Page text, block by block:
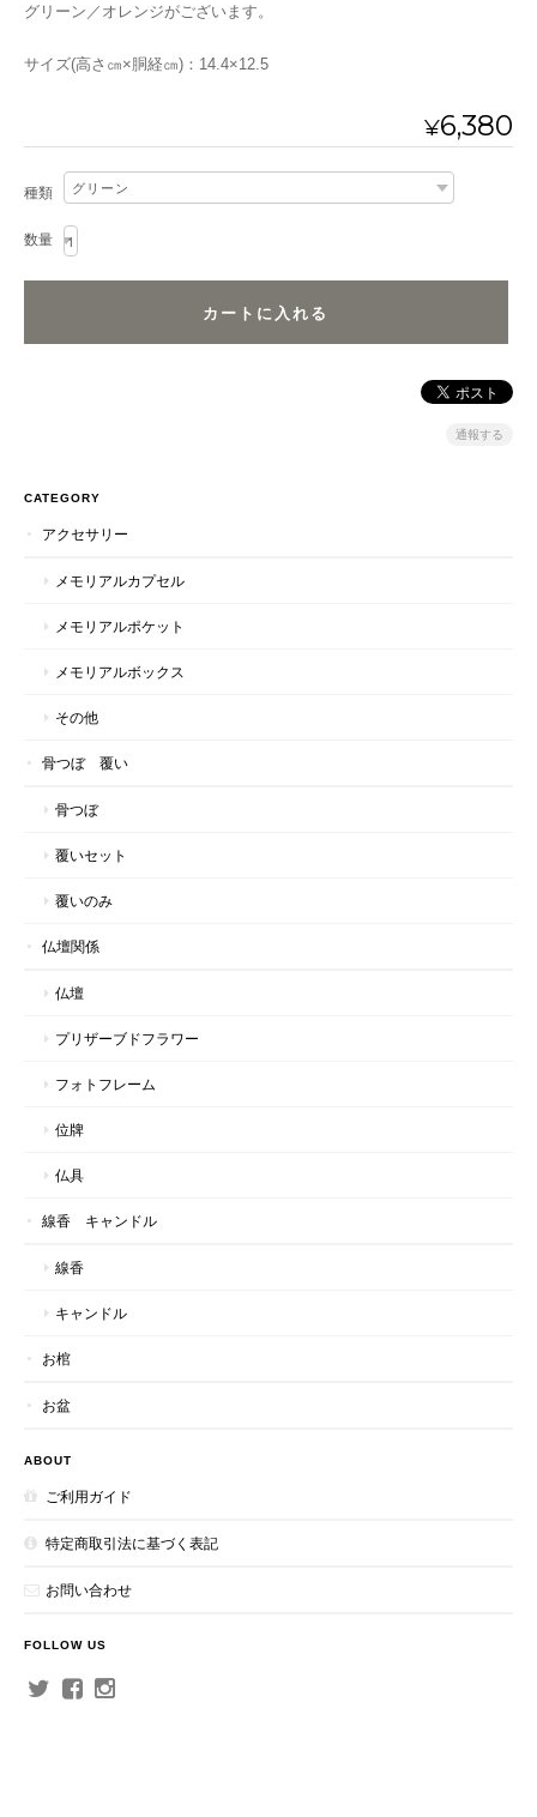
グリーン／オレンジがございます。
サイズ(高さ㎝×胴経㎝)：14.4×12.5
¥6,380
種類
数量
通報する
CATEGORY
アクセサリー
メモリアルカプセル
メモリアルポケット
メモリアルボックス
その他
骨つぼ 覆い
骨つぼ
覆いセット
覆いのみ
仏壇関係
仏壇
プリザーブドフラワー
フォトフレーム
位牌
仏具
線香 キャンドル
線香
キャンドル
お棺
お盆
ABOUT
ご利用ガイド
特定商取引法に基づく表記
お問い合わせ
FOLLOW US